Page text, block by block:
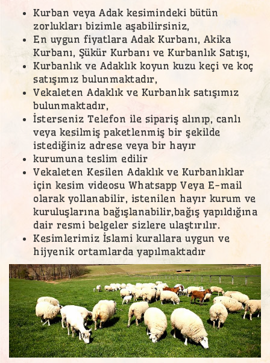
Kurban veya Adak kesimindeki bütün
zorlukları bizimle aşabilirsiniz,
En uygun fiyatlara Adak Kurbanı, Akika
Kurbanı, Şükür Kurbanı ve Kurbanlık Satışı,
Kurbanlık ve Adaklık koyun kuzu keçi ve koç
satışımız bulunmaktadır,
Vekaleten Adaklık ve Kurbanlık satışımız
bulunmaktadır,
İsterseniz Telefon ile sipariş alınıp, canlı
veya kesilmiş paketlenmiş bir şekilde
istediğiniz adrese veya bir hayır
kurumuna teslim edilir
Vekaleten Kesilen Adaklık ve Kurbanlıklar
için kesim videosu Whatsapp Veya E-mail
olarak yollanabilir, istenilen hayır kurum ve
kuruluşlarına bağışlanabilir,bağış yapıldığına
dair resmi belgeler sizlere ulaştırılır.
Kesimlerimiz İslami kurallara uygun ve
hijyenik ortamlarda yapılmaktadır